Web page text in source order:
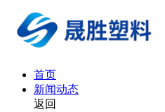
首页
新闻动态
返回